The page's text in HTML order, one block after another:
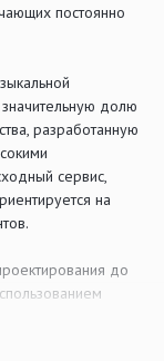
постоянно
значительную долю
разработанную
сервис,
на
до
в отрасли,